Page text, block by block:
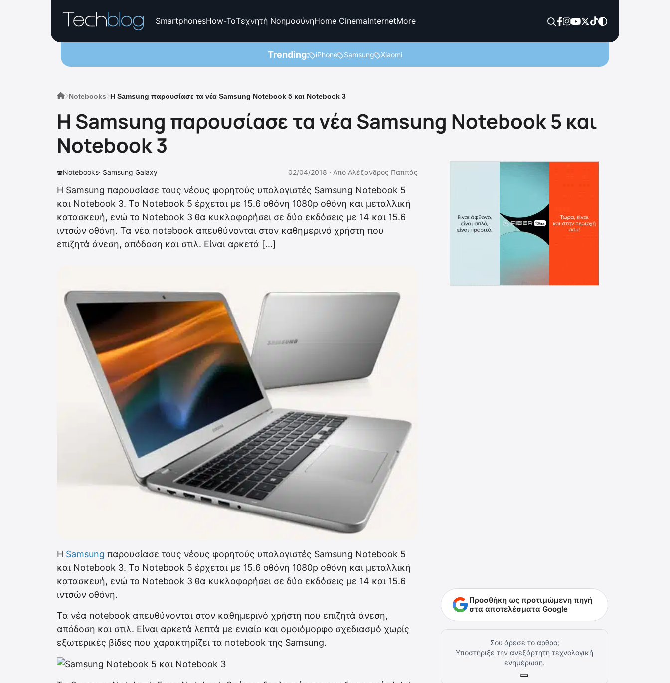
SmartphonesHow-ToΤεχνητή ΝοημοσύνηHome CinemaInternetMore
Trending: iPhone Samsung Xiaomi
Notebooks H Samsung παρουσίασε τα νέα Samsung Notebook 5 και Notebook 3
H Samsung παρουσίασε τα νέα Samsung Notebook 5 και
Notebook 3
Notebooks· Samsung Galaxy 02/04/2018 · Από Αλέξανδρος Παππάς
H Samsung παρουσίασε τους νέους φορητούς υπολογιστές Samsung Notebook 5
και Notebook 3. Το Notebook 5 έρχεται με 15.6 οθόνη 1080p οθόνη και μεταλλική
κατασκευή, ενώ το Notebook 3 θα κυκλοφορήσει σε δύο εκδόσεις με 14 και 15.6
ιντσών οθόνη. Τα νέα notebook απευθύνονται στον καθημερινό χρήστη που
επιζητά άνεση, απόδοση και στιλ. Είναι αρκετά […]
H Samsung παρουσίασε τους νέους φορητούς υπολογιστές Samsung Notebook 5
και Notebook 3. Το Notebook 5 έρχεται με 15.6 οθόνη 1080p οθόνη και μεταλλική
κατασκευή, ενώ το Notebook 3 θα κυκλοφορήσει σε δύο εκδόσεις με 14 και 15.6
ιντσών οθόνη.
Τα νέα notebook απευθύνονται στον καθημερινό χρήστη που επιζητά άνεση,
απόδοση και στιλ. Είναι αρκετά λεπτά με ενιαίο και ομοιόμορφο σχεδιασμό χωρίς
εξωτερικές βίδες που χαρακτηρίζει τα notebook της Samsung.
Προσθήκη ως προτιμώμενη πηγή
στα αποτελέσματα Google
Σου άρεσε το άρθρο;
Υποστήριξε την ανεξάρτητη τεχνολογική
ενημέρωση.